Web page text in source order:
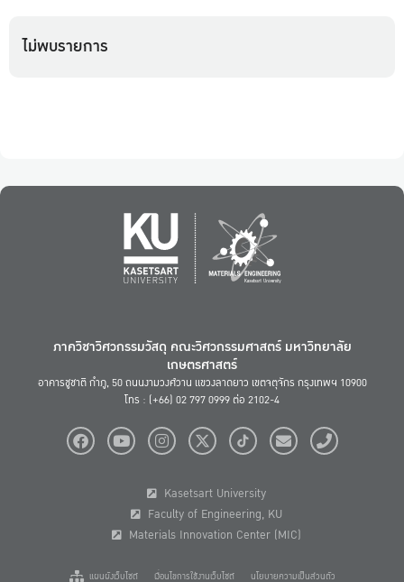
ไม่พบรายการ
ภาควิชาวิศวกรรมวัสดุ คณะวิศวกรรมศาสตร์ มหาวิทยาลัย
เกษตรศาสตร์
อาคารชูชาติ กำภู, 50 ถนนงามวงศ์วาน แขวงลาดยาว เขตจตุจักร กรุงเทพฯ 10900
โทร : (+66) 02 797 0999 ต่อ 2102-4
Kasetsart University
Faculty of Engineering, KU
Materials Innovation Center (MIC)
แผนผังเว็บไซต์ เงื่อนไขการใช้งานเว็บไซต์ นโยบายความเป็นส่วนตัว